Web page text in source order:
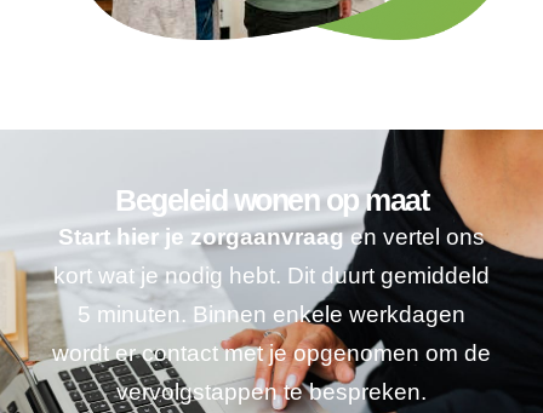
Begeleid wonen op maat
Start hier je zorgaanvraagen vertel ons
kort wat je nodig hebt. Dit duurt gemiddeld
5 minuten. Binnen enkele werkdagen
wordt er contact met je opgenomen om de
vervolgstappen te bespreken.